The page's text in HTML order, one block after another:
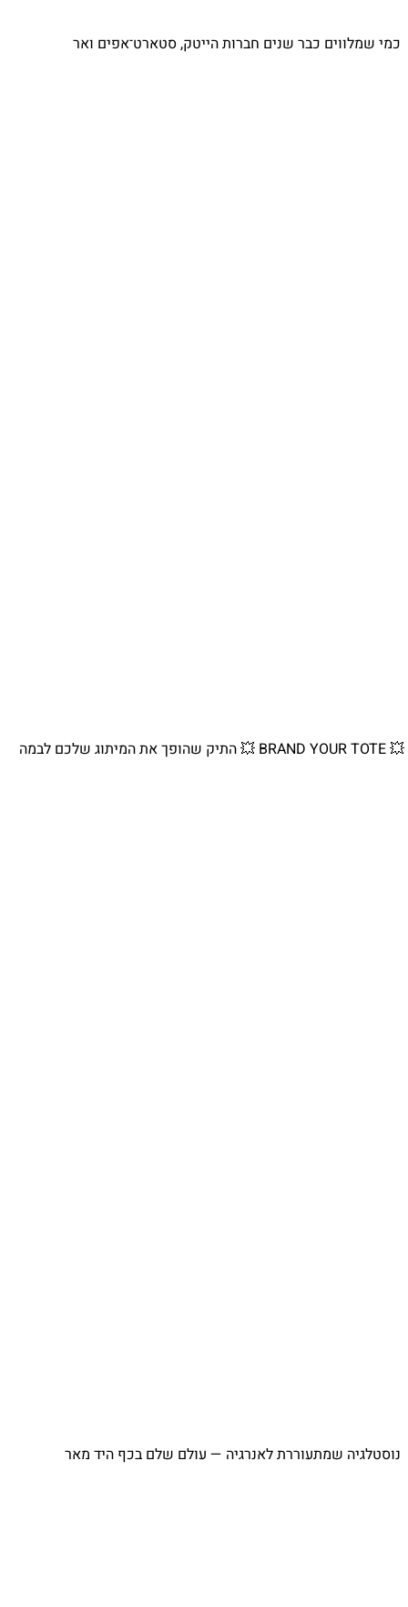
⁨ כמי שמלווים כבר שנים חברות הייטק, סטארט־אפים ואר
💥 BRAND YOUR TOTE 💥 התיק שהופך את המיתוג שלכם לבמה
⁨ נוסטלגיה שמתעוררת לאנרגיה — עולם שלם בכף היד מאר